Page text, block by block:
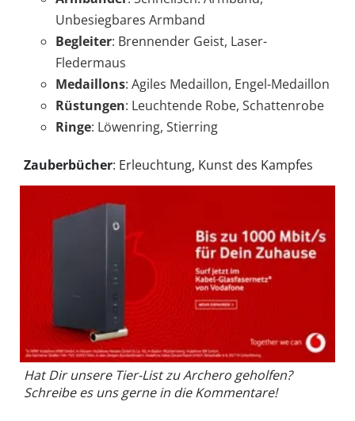
Unbesiegbares Armband
Begleiter: Brennender Geist, Laser-
Fledermaus
Medaillons: Agiles Medaillon, Engel-Medaillon
Rüstungen: Leuchtende Robe, Schattenrobe
Ringe: Löwenring, Stierring
Zauberbücher: Erleuchtung, Kunst des Kampfes
Hat Dir unsere Tier-List zu Archero geholfen?
Schreibe es uns gerne in die Kommentare!